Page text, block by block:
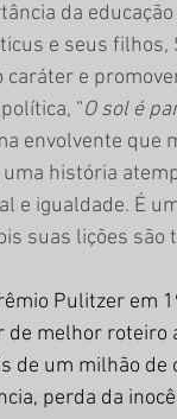
da
e seus filhos,
caráter e
“O sol é
envolvente que
história
e igualdade. É
suas lições
Pulitzer em
de melhor
de um milhão
perda da